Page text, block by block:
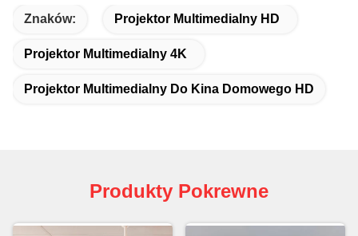
Znaków: Projektor Multimedialny HD
Projektor Multimedialny 4K
Projektor Multimedialny Do Kina Domowego HD
Produkty Pokrewne